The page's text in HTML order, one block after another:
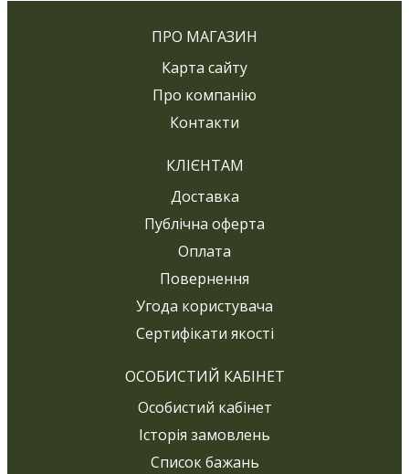
ПРО МАГАЗИН
Карта сайту
Про компанію
Контакти
КЛІЄНТАМ
Доставка
Публічна оферта
Оплата
Повернення
Угода користувача
Сертифікати якості
ОСОБИСТИЙ КАБІНЕТ
Особистий кабінет
Історія замовлень
Список бажань